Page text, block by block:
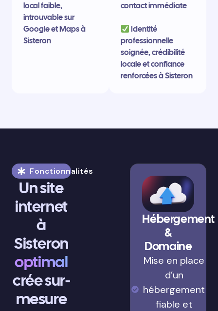
local faible,
introuvable sur
Google et Maps à
Sisteron
contact immédiate
Identité
professionnelle
soignée, crédibilité
locale et confiance
renforcées à Sisteron
Fonctionnalités
Un site
internet
à
Sisteron
optimal
crée sur-
mesure
Hébergement
&
Domaine
Mise en place
d’un
hébergement
fiable et